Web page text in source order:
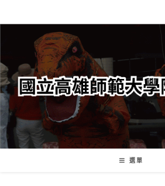
轉
要
內
容
選單